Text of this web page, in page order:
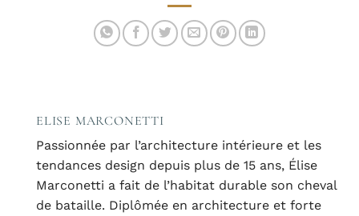
ELISE MARCONETTI
Passionnée par l’architecture intérieure et les
tendances design depuis plus de 15 ans, Élise
Marconetti a fait de l’habitat durable son cheval
de bataille. Diplômée en architecture et forte